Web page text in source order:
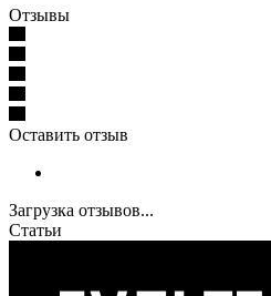
Отзывы
Оставить отзыв
Загрузка отзывов...
Статьи